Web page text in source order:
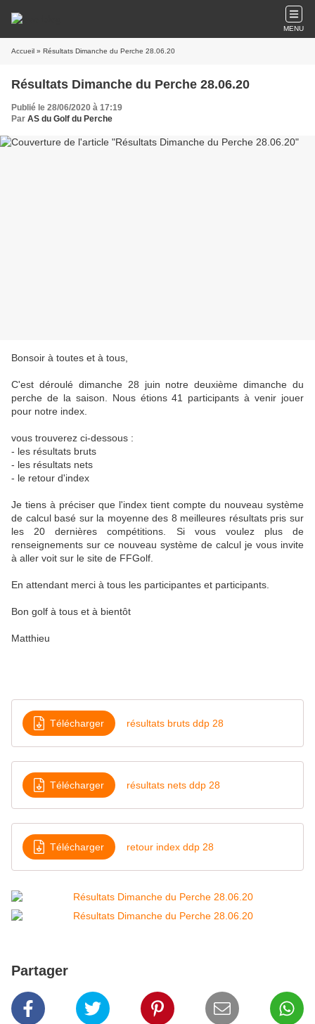
MENU
Accueil » Résultats Dimanche du Perche 28.06.20
Résultats Dimanche du Perche 28.06.20
Publié le 28/06/2020 à 17:19
Par AS du Golf du Perche
Bonsoir à toutes et à tous,
C'est déroulé dimanche 28 juin notre deuxième dimanche du
perche de la saison. Nous étions 41 participants à venir jouer
pour notre index.
vous trouverez ci-dessous :
- les résultats bruts
- les résultats nets
- le retour d'index
Je tiens à préciser que l'index tient compte du nouveau système
de calcul basé sur la moyenne des 8 meilleures résultats pris sur
les 20 dernières compétitions. Si vous voulez plus de
renseignements sur ce nouveau système de calcul je vous invite
à aller voit sur le site de FFGolf.
En attendant merci à tous les participantes et participants.
Bon golf à tous et à bientôt
Matthieu
Télécharger résultats bruts ddp 28
Télécharger résultats nets ddp 28
Télécharger retour index ddp 28
Partager